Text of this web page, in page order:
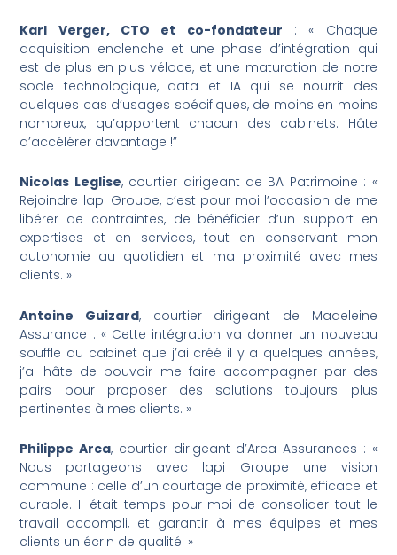
Karl Verger, CTO et co-fondateur : « Chaque
acquisition enclenche et une phase d’intégration qui
est de plus en plus véloce, et une maturation de notre
socle technologique, data et IA qui se nourrit des
quelques cas d’usages spécifiques, de moins en moins
nombreux, qu’apportent chacun des cabinets. Hâte
d’accélérer davantage !”
Nicolas Leglise, courtier dirigeant de BA Patrimoine : «
Rejoindre lapi Groupe, c’est pour moi l’occasion de me
libérer de contraintes, de bénéficier d’un support en
expertises et en services, tout en conservant mon
autonomie au quotidien et ma proximité avec mes
clients. »
Antoine Guizard, courtier dirigeant de Madeleine
Assurance : « Cette intégration va donner un nouveau
souffle au cabinet que j’ai créé il y a quelques années,
j’ai hâte de pouvoir me faire accompagner par des
pairs pour proposer des solutions toujours plus
pertinentes à mes clients. »
Philippe Arca, courtier dirigeant d’Arca Assurances : «
Nous partageons avec lapi Groupe une vision
commune : celle d’un courtage de proximité, efficace et
durable. Il était temps pour moi de consolider tout le
travail accompli, et garantir à mes équipes et mes
clients un écrin de qualité. »